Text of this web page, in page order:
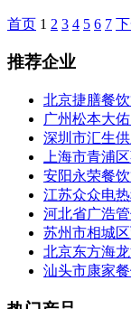
首页 1 2 3 4 5 6 7
推荐企业
北京捷膳餐
广州松本大
深圳市汇生
上海市青浦
安阳永荣餐
江苏众众电
河北省广浩
苏州市相城
北京东方海
汕头市康家